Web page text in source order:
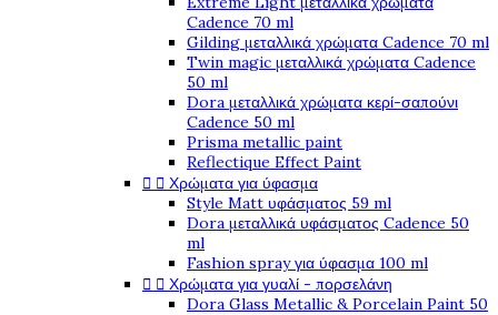
Cadence 70 ml
Gilding μεταλλικά χρώματα Cadence 70 ml
Twin magic μεταλλικά χρώματα Cadence
50 ml
Dora μεταλλικά χρώματα κερί-σαπούνι
Cadence 50 ml
Prisma metallic paint
Reflectique Effect Paint
  Χρώματα για ύφασμα
Style Matt υφάσματος 59 ml
Dora μεταλλικά υφάσματος Cadence 50
ml
Fashion spray για ύφασμα 100 ml
  Χρώματα για γυαλί - πορσελάνη
Dora Glass Metallic & Porcelain Paint 50